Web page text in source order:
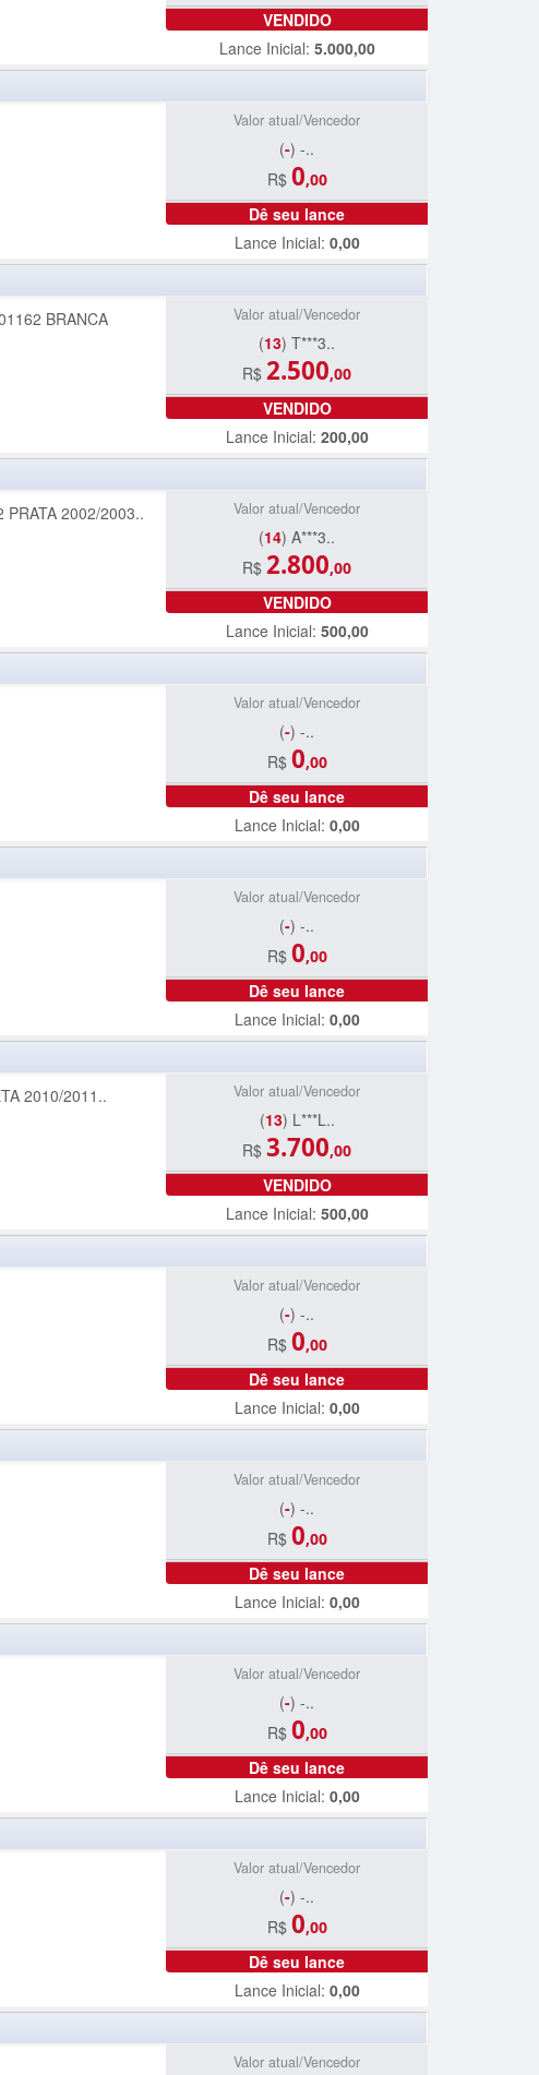
VENDIDO
Lance Inicial: 5.000,00
Valor atual/Vencedor
(-) -..
R$ 0,00
Dê seu lance
Lance Inicial: 0,00
BRANCA
Valor atual/Vencedor
(13) T***3..
R$2.500,00
VENDIDO
Lance Inicial: 200,00
PRATA 2002/2003.. Valor atual/Vencedor
(14) A***3..
R$2.800,00
VENDIDO
Lance Inicial: 500,00
Valor atual/Vencedor
(-) -..
R$ 0,00
Dê seu lance
Lance Inicial: 0,00
Valor atual/Vencedor
(-) -..
R$ 0,00
Dê seu lance
Lance Inicial: 0,00
2010/2011.. Valor atual/Vencedor
(13) L***L..
R$3.700,00
VENDIDO
Lance Inicial: 500,00
Valor atual/Vencedor
(-) -..
R$ 0,00
Dê seu lance
Lance Inicial: 0,00
Valor atual/Vencedor
(-) -..
R$ 0,00
Dê seu lance
Lance Inicial: 0,00
Valor atual/Vencedor
(-) -..
R$ 0,00
Dê seu lance
Lance Inicial: 0,00
Valor atual/Vencedor
(-) -..
R$ 0,00
Dê seu lance
Lance Inicial: 0,00
Valor atual/Vencedor